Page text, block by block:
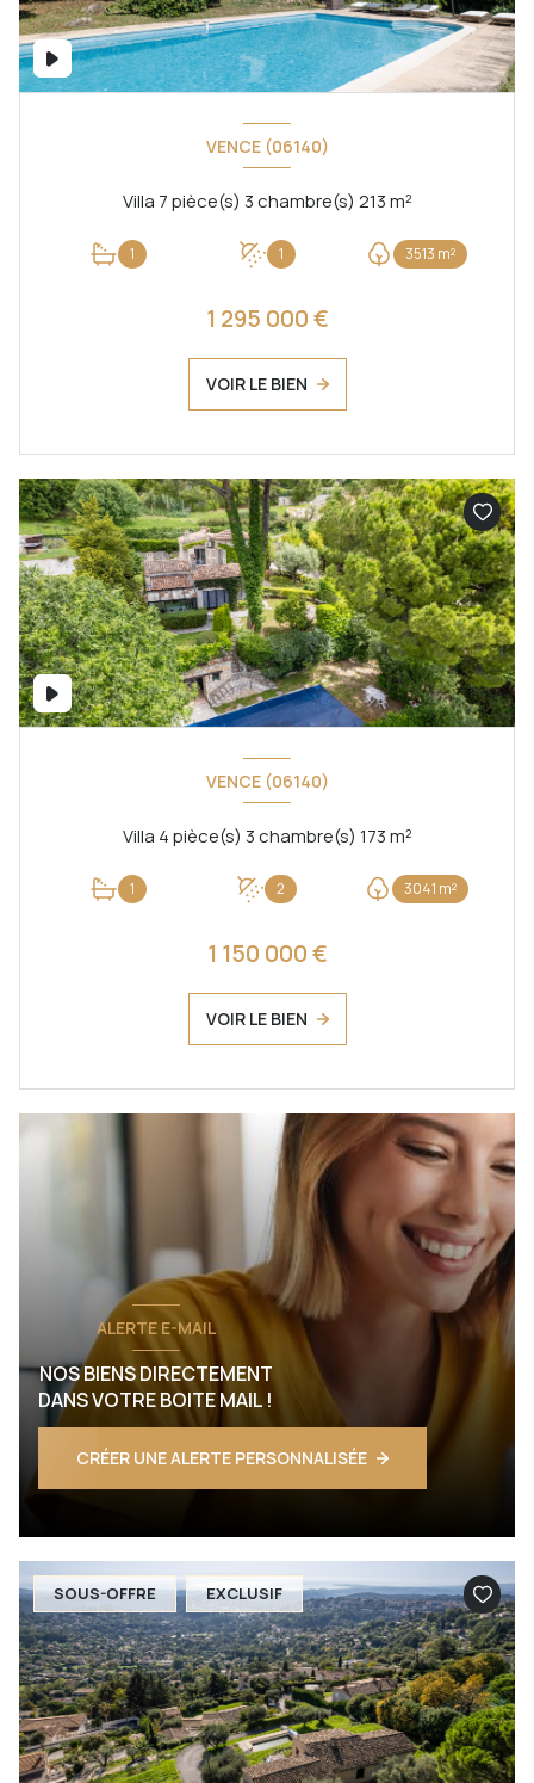
VENCE (06140)
Villa 7 pièce(s) 3 chambre(s) 213 m²
1 1 3513 m²
1 295 000 €
VOIR LE BIEN
VENCE (06140)
Villa 4 pièce(s) 3 chambre(s) 173 m²
1 2 3041 m²
1 150 000 €
VOIR LE BIEN
ALERTE E-MAIL
NOS BIENS DIRECTEMENT
DANS VOTRE BOITE MAIL !
CRÉER UNE ALERTE PERSONNALISÉE
SOUS-OFFRE EXCLUSIF